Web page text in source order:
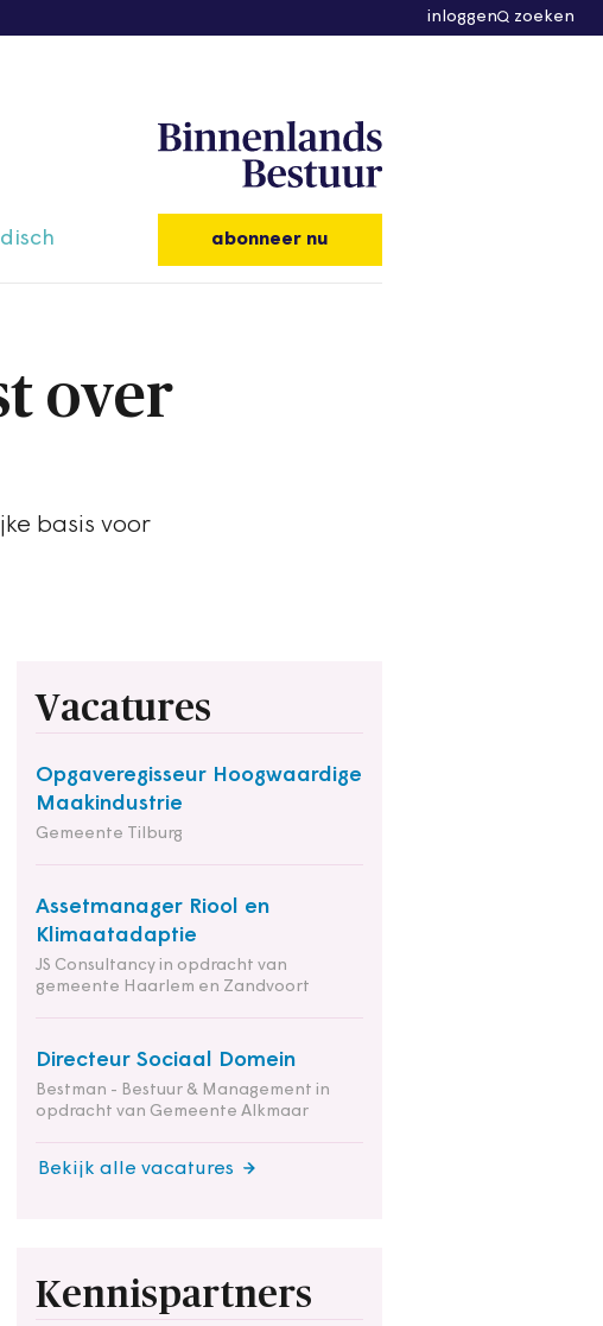
inloggen zoeken
abonneer nu
over
basis voor
Vacatures
Opgaveregisseur Hoogwaardige
Maakindustrie
Gemeente Tilburg
Assetmanager Riool en
Klimaatadaptie
JS Consultancy in opdracht van
gemeente Haarlem en Zandvoort
Directeur Sociaal Domein
Bestman - Bestuur & Management in
opdracht van Gemeente Alkmaar
Bekijk alle vacatures
Kennispartners